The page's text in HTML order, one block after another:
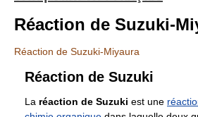
Réaction de Suzuki-
Réaction de Suzuki-Miyaura
Réaction de Suzuki
La réaction de Suzuki est une